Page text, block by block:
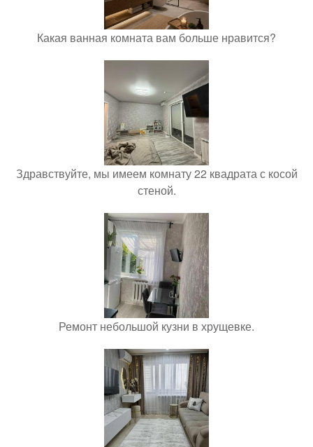
Какая ванная комната вам больше нравится?
Здравствуйте, мы имеем комнату 22 квадрата с косой
стеной.
Ремонт небольшой кузни в хрущевке.